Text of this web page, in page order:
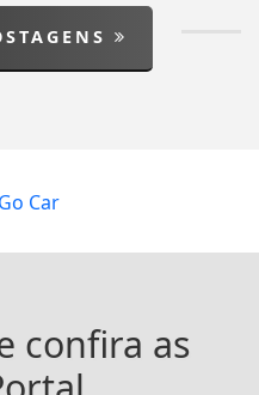
confira as